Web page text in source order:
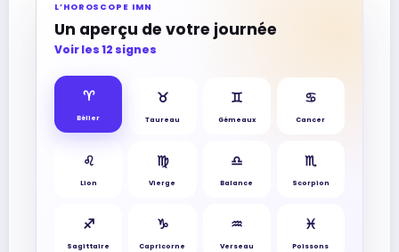
L’HOROSCOPE IMN
Un aperçu de votre journée
Voir les 12 signes
♈︎
Bélier
♉︎
Taureau
♊︎
Gémeaux
♋︎
Cancer
♌︎
Lion
♍︎
Vierge
♎︎
Balance
♏︎
Scorpion
♐︎
Sagittaire
♑︎
Capricorne
♒︎
Verseau
♓︎
Poissons